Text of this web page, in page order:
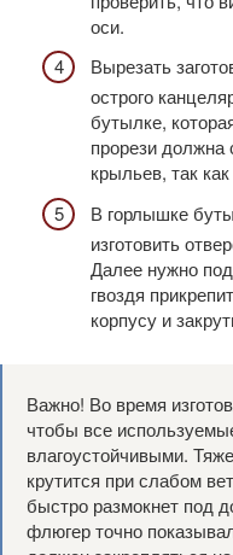
оси.
Вырезать
острого
бутылке,
прорези должна
крыльев, так
В горлышке
изготовить
Далее нужно
гвоздя
корпусу и
Важно! Во время
чтобы все
влагоустойчивыми.
крутится при слабом
быстро размокнет под
флюгер точно